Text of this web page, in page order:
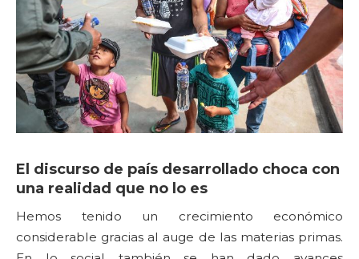
El discurso de país desarrollado choca con
una realidad que no lo es
Hemos tenido un crecimiento económico
considerable gracias al auge de las materias primas.